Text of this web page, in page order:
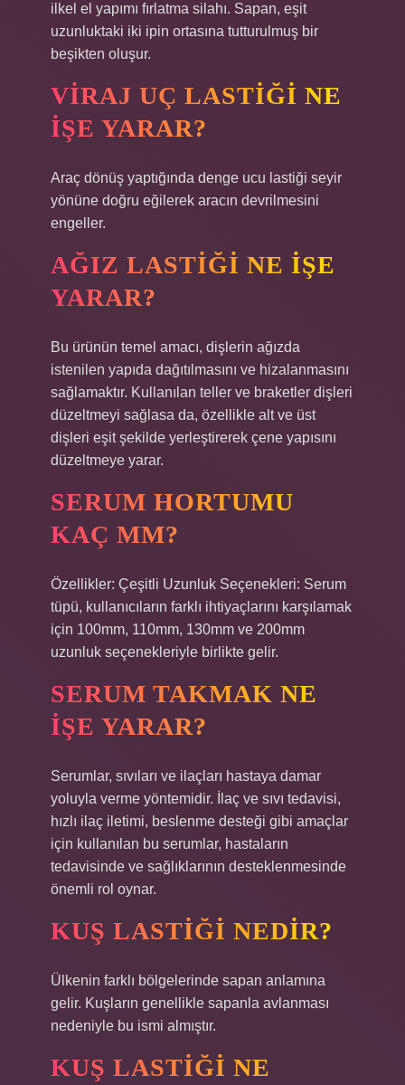
ilkel el yapımı fırlatma silahı. Sapan, eşit
uzunluktaki iki ipin ortasına tutturulmuş bir
beşikten oluşur.
VIRAJ UÇ LASTIĞI NE
IŞE YARAR?
Araç dönüş yaptığında denge ucu lastiği seyir
yönüne doğru eğilerek aracın devrilmesini
engeller.
AĞIZ LASTIĞI NE IŞE
YARAR?
Bu ürünün temel amacı, dişlerin ağızda
istenilen yapıda dağıtılmasını ve hizalanmasını
sağlamaktır. Kullanılan teller ve braketler dişleri
düzeltmeyi sağlasa da, özellikle alt ve üst
dişleri eşit şekilde yerleştirerek çene yapısını
düzeltmeye yarar.
SERUM HORTUMU
KAÇ MM?
Özellikler: Çeşitli Uzunluk Seçenekleri: Serum
tüpü, kullanıcıların farklı ihtiyaçlarını karşılamak
için 100mm, 110mm, 130mm ve 200mm
uzunluk seçenekleriyle birlikte gelir.
SERUM TAKMAK NE
IŞE YARAR?
Serumlar, sıvıları ve ilaçları hastaya damar
yoluyla verme yöntemidir. İlaç ve sıvı tedavisi,
hızlı ilaç iletimi, beslenme desteği gibi amaçlar
için kullanılan bu serumlar, hastaların
tedavisinde ve sağlıklarının desteklenmesinde
önemli rol oynar.
KUŞ LASTIĞI NEDIR?
Ülkenin farklı bölgelerinde sapan anlamına
gelir. Kuşların genellikle sapanla avlanması
nedeniyle bu ismi almıştır.
KUŞ LASTIĞI NE